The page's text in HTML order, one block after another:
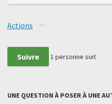
Actions
Suivre 1 personne suit
UNE QUESTION À POSER À UNE